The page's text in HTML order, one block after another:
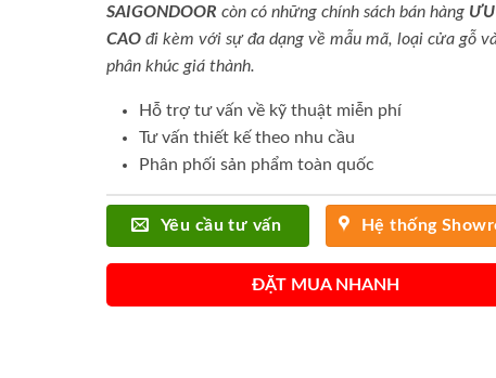
SAIGONDOOR còn có những chính sách bán hàng
CAO đi kèm với sự đa dạng về mẫu mã, loại cửa gỗ
phân khúc giá thành.
Hỗ trợ tư vấn về kỹ thuật miễn phí
Tư vấn thiết kế theo nhu cầu
Phân phối sản phẩm toàn quốc
Yêu cầu tư vấn Hệ thống
ĐẶT MUA NHANH